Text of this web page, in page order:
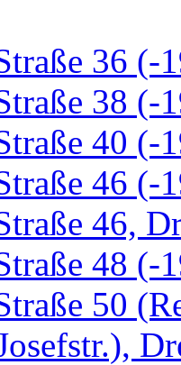
36 (-
38 (-
40 (-
46 (-
46,
48 (-
50